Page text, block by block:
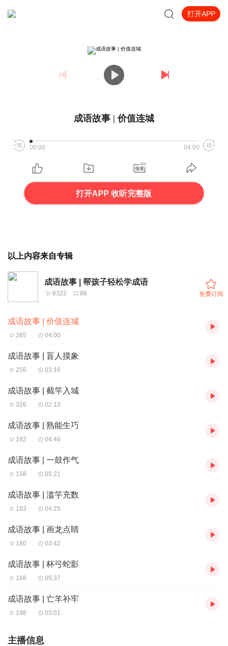
打开APP
成语故事 | 价值连城
00:00 04:00
打开APP 收听完整版
以上内容来自专辑
成语故事 | 帮孩子轻松学成语
8322 86 免费订阅
成语故事 | 价值连城
285 04:00
成语故事 | 盲人摸象
256 03:16
成语故事 | 截竿入城
326 02:13
成语故事 | 熟能生巧
192 04:46
成语故事 | 一鼓作气
158 05:21
成语故事 | 滥竽充数
183 04:25
成语故事 | 画龙点睛
180 03:42
成语故事 | 杯弓蛇影
188 05:37
成语故事 | 亡羊补牢
198 03:01
主播信息